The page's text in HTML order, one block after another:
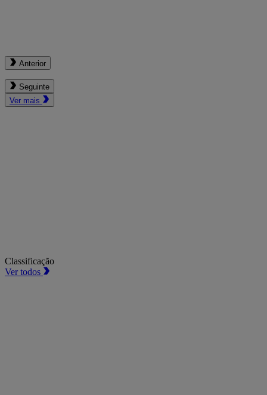
Anterior
Seguinte
Ver mais
Classificação
Ver todos